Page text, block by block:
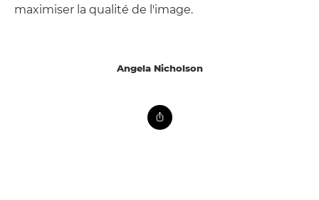
maximiser la qualité de l'image.
Angela Nicholson